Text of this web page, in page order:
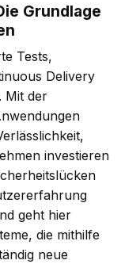
Grundlage
Tests,
Delivery
Mit der
investieren
geht hier
die mithilfe
neue